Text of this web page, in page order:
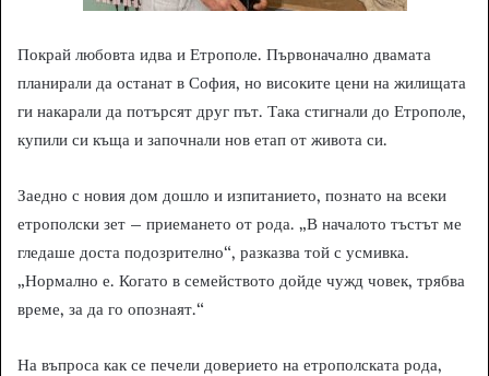
Покрай любовта идва и Етрополе. Първоначално двамата
планирали да останат в София, но високите цени на жилищата
ги накарали да потърсят друг път. Така стигнали до Етрополе,
купили си къща и започнали нов етап от живота си.
Заедно с новия дом дошло и изпитанието, познато на всеки
етрополски зет – приемането от рода. „В началото тъстът ме
гледаше доста подозрително“, разказва той с усмивка.
„Нормално е. Когато в семейството дойде чужд човек, трябва
време, за да го опознаят.“
На въпроса как се печели доверието на етрополската рода,